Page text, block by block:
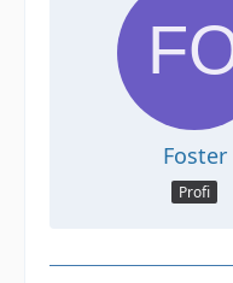
Foster
Profi